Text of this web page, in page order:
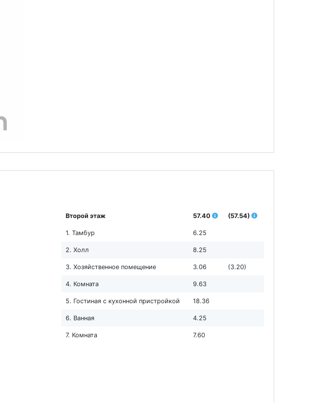
Второй этаж 57.40 (57.54)
1. Тамбур 6.25
2. Холл 8.25
3. Хозяйственное помещение 3.06 (3.20)
4. Комната 9.63
5. Гостиная с кухонной пристройкой 18.36
6. Ванная 4.25
7. Комната 7.60